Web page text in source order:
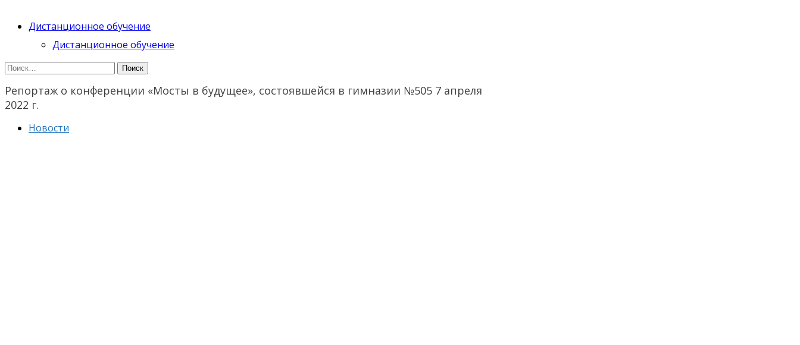
Дистанционное обучение
Дистанционное обучение
Найти:
Репортаж о конференции «Мосты в будущее», состоявшейся в гимназии №505 7 апреля
2022 г.
Новости